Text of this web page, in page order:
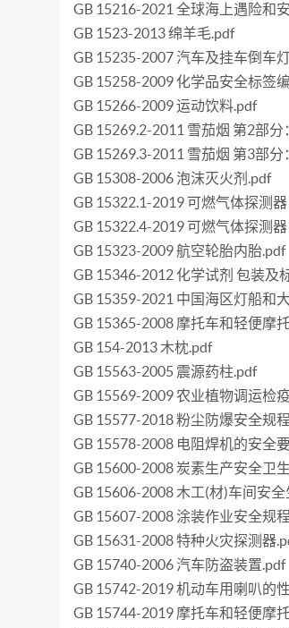
GB 15216-2021 全球海上遇险和
GB 1523-2013 绵羊毛.pdf
GB 15235-2007 汽车及挂车倒车
GB 15258-2009 化学品安全标签
GB 15266-2009 运动饮料.pdf
GB 15269.2-2011 雪茄烟 第2部
GB 15269.3-2011 雪茄烟 第3部
GB 15308-2006 泡沫灭火剂.pdf
GB 15322.1-2019 可燃气体探测
GB 15322.4-2019 可燃气体探测
GB 15323-2009 航空轮胎内胎.pdf
GB 15346-2012 化学试剂 包装及
GB 15359-2021 中国海区灯船和
GB 15365-2008 摩托车和轻便摩
GB 154-2013 木枕.pdf
GB 15563-2005 震源药柱.pdf
GB 15569-2009 农业植物调运检
GB 15577-2018 粉尘防爆安全规
GB 15578-2008 电阻焊机的安全
GB 15600-2008 炭素生产安全卫
GB 15606-2008 木工(材)车间安
GB 15607-2008 涂装作业安全规
GB 15631-2008 特种火灾探测器
GB 15740-2006 汽车防盗装置.pdf
GB 15742-2019 机动车用喇叭的
GB 15744-2019 摩托车和轻便摩